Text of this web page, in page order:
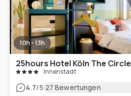
10h - 13h
25hours Hotel Köln The Circle
Innenstadt
4.7/5|27 Bewertungen